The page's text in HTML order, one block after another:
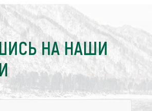
НА НАШИ